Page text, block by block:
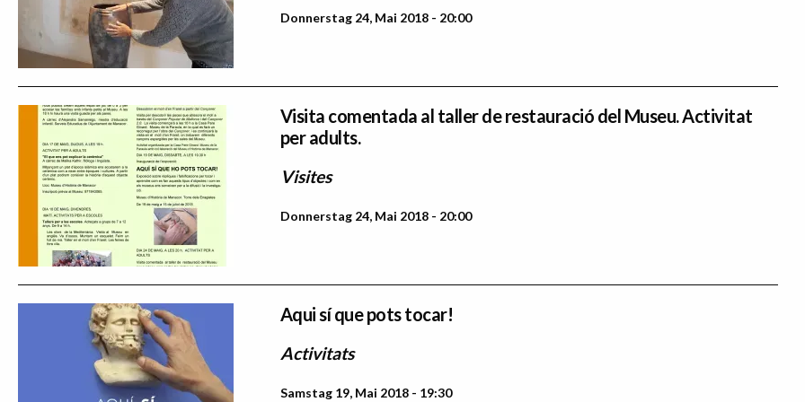
Donnerstag 24, Mai 2018 - 20:00
Visita comentada al taller de restauració del Museu. Activitat
per adults.
Visites
Donnerstag 24, Mai 2018 - 20:00
Aqui sí que pots tocar!
Activitats
Samstag 19, Mai 2018 - 19:30